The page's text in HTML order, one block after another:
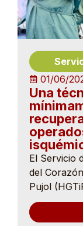
01/06/
Una
El Servicio
del
Pujol